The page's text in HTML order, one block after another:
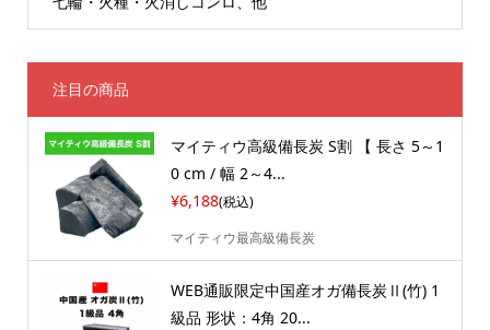
注目の商品
マイティウ高級備長炭 S割 【 長さ 5～1
0 cm / 幅 2～4...
¥6,188(税込)
マイティウ最高級備長炭
WEB通販限定中国産オガ備長炭Ⅱ(竹) 1
級品 形状：4角 20...